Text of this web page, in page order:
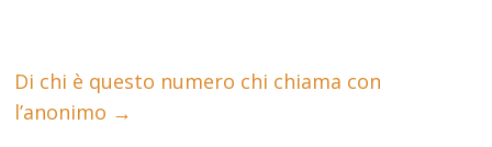
Di chi è questo numero chi chiama con
l’anonimo →